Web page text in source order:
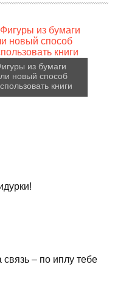
из бумаги
новый способ
книги
– по иплу тебе